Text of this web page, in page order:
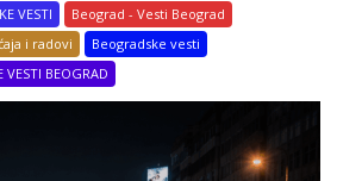
VESTI
Beograd - Vesti Beograd
i radovi
Beogradske vesti
VESTI BEOGRAD